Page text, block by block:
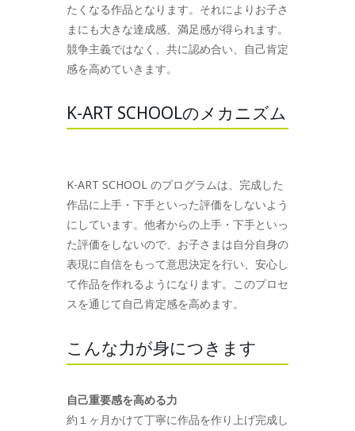
たくなる作品となります。それによりお子さ
まにも大きな達成感、満足感が得られます。
競争主義ではなく、共に認め合い、自己肯定
感を高めていきます。
K-ART SCHOOLのメカニズム
K-ART SCHOOL のプログラムは、完成した
作品に上手・下手といった評価をしないよう
にしています。他者からの上手・下手といっ
た評価をしないので、お子さまは自分自身の
表現に自信をもって意思決定を行い、安心し
て作品を作れるようになります。このプロセ
スを通じて自己肯定感を高めます。
こんな力が身につきます
自己重要感を高める力
約１ヶ月かけて丁寧に作品を作り上げ完成し